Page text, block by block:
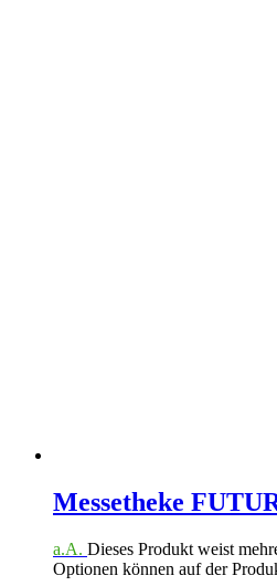
Messetheke
a.A. Dieses Produkt weist
Optionen können auf der